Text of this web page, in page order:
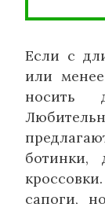
Если с
или
носить
ботинки,
сапоги,